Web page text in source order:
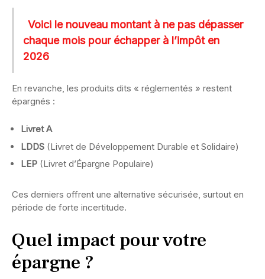
Voici le nouveau montant à ne pas dépasser
chaque mois pour échapper à l’impôt en
2026
En revanche, les produits dits « réglementés » restent
épargnés :
Livret A
LDDS (Livret de Développement Durable et Solidaire)
LEP (Livret d’Épargne Populaire)
Ces derniers offrent une alternative sécurisée, surtout en
période de forte incertitude.
Quel impact pour votre
épargne ?